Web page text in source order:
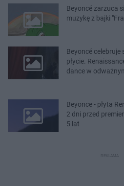
Beyoncé zarzuca
muzykę z bajki
Beyoncé
płycie.
dance w
Beyonce - płyta
2 dni przed
5 lat